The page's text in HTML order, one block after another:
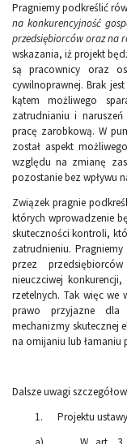
Pragniemy podkreślić
na konkurencyjność
przedsiębiorców oraz na
wskazania, iż projekt
są pracownicy oraz
cywilnoprawnej. Brak
kątem możliwego
zatrudnianiu i
pracę zarobkową. W
został aspekt
względu na zmianę
pozostanie bez wpływu
Związek pragnie
których wprowadzenie
skuteczności kontroli,
zatrudnieniu.
przez
nieuczciwej
rzetelnych. Tak więc we
prawo przyjazne dla
mechanizmy skutecznej
na omijaniu lub łamaniu
Dalsze uwagi
1. Projektu ustawy